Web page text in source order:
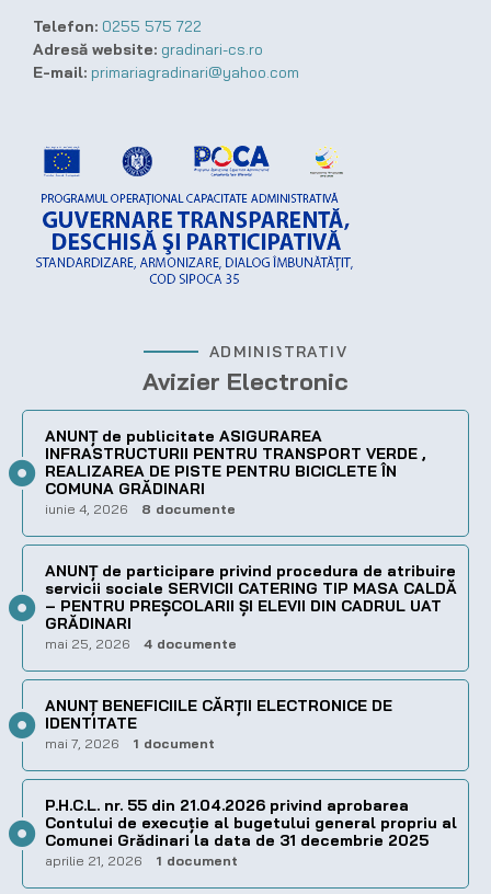
Telefon: 0255 575 722
Adresă website: gradinari-cs.ro
E-mail: primariagradinari@yahoo.com
ADMINISTRATIV
Avizier Electronic
ANUNȚ de publicitate ASIGURAREA
INFRASTRUCTURII PENTRU TRANSPORT VERDE ,
REALIZAREA DE PISTE PENTRU BICICLETE ÎN
COMUNA GRĂDINARI
iunie 4, 2026 8 documente
ANUNȚ de participare privind procedura de atribuire
servicii sociale SERVICII CATERING TIP MASA CALDĂ
– PENTRU PREȘCOLARII ȘI ELEVII DIN CADRUL UAT
GRĂDINARI
mai 25, 2026 4 documente
ANUNȚ BENEFICIILE CĂRȚII ELECTRONICE DE
IDENTITATE
mai 7, 2026 1 document
P.H.C.L. nr. 55 din 21.04.2026 privind aprobarea
Contului de execuţie al bugetului general propriu al
Comunei Grădinari la data de 31 decembrie 2025
aprilie 21, 2026 1 document